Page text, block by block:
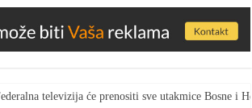
televizija će prenositi sve utakmice Bosne i